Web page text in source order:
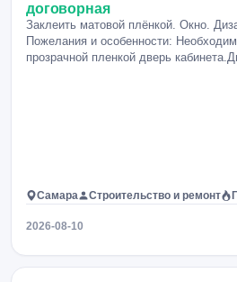
договорная
Заклеить матовой плёнкой. Окно.
Пожелания и особенности:
прозрачной пленкой дверь
Самара Строительство и ремонт
2026-08-10